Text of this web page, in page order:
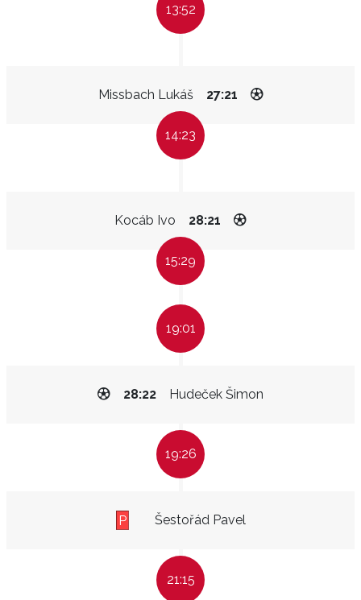
13:52
Missbach Lukáš 27:21
14:23
Kocáb Ivo 28:21
15:29
19:01
Hudeček Šimon
28:22
19:26
Šestořád Pavel
P
21:15